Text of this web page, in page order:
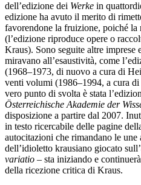
dell’edizione dei Werke in
edizione ha avuto il merito di
favorendone la fruizione, poiché la
(l’edizione riproduce opere o
Kraus). Sono seguite altre imprese
miravano all’esaustività, come
(1968–1973, di nuovo a cura di
venti volumi (1986–1994, a cura
vero punto di svolta è stata
Österreichische Akademie der
disposizione a partire dal 2007.
in testo ricercabile delle pagine
autocitazioni che rimandano le
dell’idioletto krausiano giocato
variatio – sta iniziando e
della ricezione critica di Kraus.